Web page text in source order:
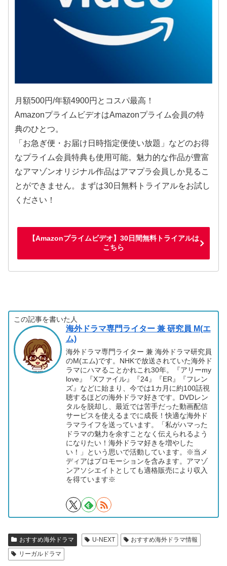
月額500円/年額4900円とコスパ最高！
AmazonプライムビデオはAmazonプライム会員の特
典のひとつ。
「お急ぎ便・お届け日時指定便使い放題」などのお得
なプライム会員特典も使用可能。魅力的な作品が豊富
なアマゾンオリジナル作品はアマプラ会員しか見るこ
とができません。まずは30日無料トライアルをお試し
ください！
【Amazonプライムビデオ】30日間無料トライアルは
こちら
この記事を書いた人
海外ドラマ専門ライター 兼 研究員 M(エ
ム)
海外ドラマ専門ライター 兼 海外ドラマ研究員
のM(エム)です。NHKで放送されていた海外ド
ラマにハマることかれこれ30年。『アリーmy
love』『Xファイル』『24』『ER』『フレン
ズ』などに始まり、今では1カ月に約100話視
聴するほどの海外ドラマ好きです。DVDレン
タルを脱却し、最近では苦手だった動画配信
サービスを使えるまでに成長！快適な海外ド
ラマライフを送っています。「私がハマった
ドラマの魅力を余すことなく伝えられるよう
になりたい！海外ドラマ好きを増やした
い！」という思いで活動しています。※当メ
ディアはプロモーションを含みます。アマゾ
ンアソシエイトとしても適格販売により収入
を得ています※
おすすめ海外ドラマ U-NEXT
おすすめ海外ドラマ情報
リーガルドラマ